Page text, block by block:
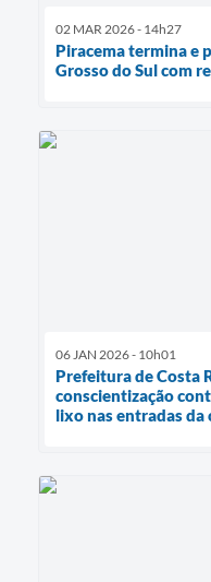
02 MAR 2026 - 14h27
Piracema termina e
Grosso do Sul com
06 JAN 2026 - 10h01
Prefeitura de Costa
conscientização
lixo nas entradas da